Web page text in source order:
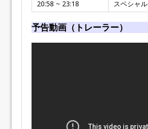
20:58 ~ 23:18
スペシャル
予告動画（トレーラー）